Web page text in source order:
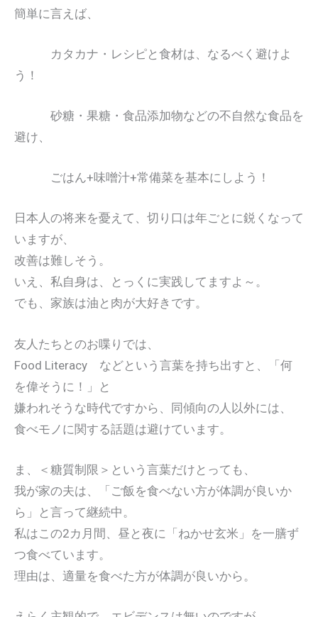
簡単に言えば、
カタカナ・レシピと食材は、なるべく避けよ
う！
砂糖・果糖・食品添加物などの不自然な食品を
避け、
ごはん+味噌汁+常備菜を基本にしよう！
日本人の将来を憂えて、切り口は年ごとに鋭くなって
いますが、
改善は難しそう。
いえ、私自身は、とっくに実践してますよ～。
でも、家族は油と肉が大好きです。
友人たちとのお喋りでは、
Food Literacy などという言葉を持ち出すと、「何
を偉そうに！」と
嫌われそうな時代ですから、同傾向の人以外には、
食べモノに関する話題は避けています。
ま、＜糖質制限＞という言葉だけとっても、
我が家の夫は、「ご飯を食べない方が体調が良いか
ら」と言って継続中。
私はこの2カ月間、昼と夜に「ねかせ玄米」を一膳ず
つ食べています。
理由は、適量を食べた方が体調が良いから。